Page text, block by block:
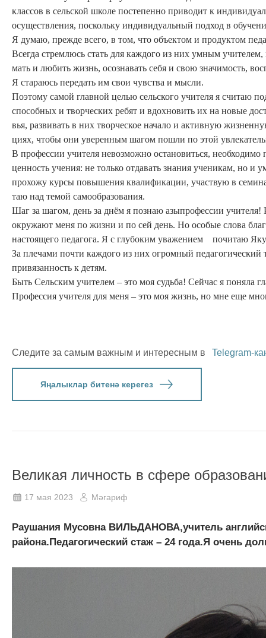
клас­сов в сельской школе постепенно приводит к
осуществле­ния, поскольку индивидуальный подход в
Я думаю, прежде всего, в том, что объектом и продуктом
Всегда стремлюсь стать для каждого из них умным
мать и любить жизнь, осознавать себя и свою значимость,
Я стараюсь передать им свои чувства и мысли.
Поэтому самой главной целью сельского учителя я считаю
способных и творческих ребят и вдохновить их на новые
вья, развивать в них творческое начало и активную
циях, чтобы они уверенным шагом пошли по этой
В профессии учителя невозможно остановиться,
ценность учения: не только отдавать знания ученикам, но и
прохожу курсы повышения квалификации, участвую в
таю над темой самообразования.
Шаг за шагом, день за днём я познаю азыпрофессии
окружают меня по жизни и по сей день. Но особые слова
настоящего педагога. Я с глубоким уважением почитаю
За плечами почти каждого из них огромный
привязанность к детям.
Быть Сельским учителем – это моя судьба! Сейчас я поняла
Профессия учителя для меня – это моя жизнь, но мне еще
Следите за самым важным и интересным в Telegram-
Яңалыклар битенә керегез
Великая личность в сфере
17 мая 2023 Мәгариф
Раушания Мусовна ВИЛЬДАНОВА,учитель
района.Педагогический стаж – 24 года.Я очень